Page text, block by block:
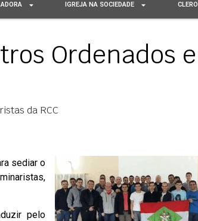
IGREJA NA SOCIEDADE CLERO
Ordenados e
da RCC
sediar o
pelo